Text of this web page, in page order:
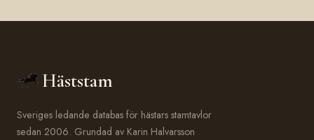
Häststam
Sveriges ledande databas för hästars stamtavlor
sedan 2006. Grundad av Karin Halvarsson